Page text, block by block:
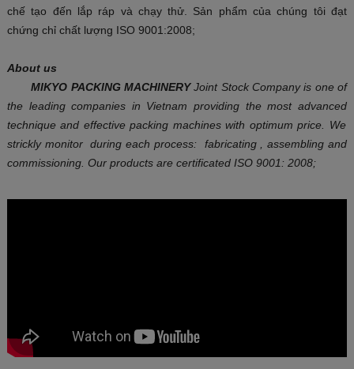
chế tạo đến lắp ráp và chạy thử. Sản phẩm của chúng tôi đạt
chứng chỉ chất lượng ISO 9001:2008;
About us
MIKYO PACKING MACHINERYJoint Stock Company is one of
the leading companies in Vietnam providing the most advanced
techniqueand effective packing machineswith optimum price. We
strickly monitor during each process:
fabricating , assembling and
commissioning. Our products are certificated ISO 9001: 2008;